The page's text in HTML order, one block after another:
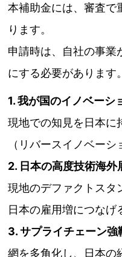
本補助金には、審査で
ります。
申請時は、自社の事業
にする必要があります。
1. 我が国のイノベーシ
現地での知見を日本に
（リバースイノベーシ
2. 日本の高度技術海外
現地のデファクトスタ
日本の雇用増につなげ
3. サプライチェーン強
網を多角化し、日本の